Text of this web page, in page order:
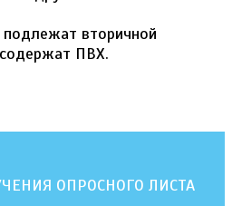
вторичной
ПВХ.
ОПРОСНОГО ЛИСТА